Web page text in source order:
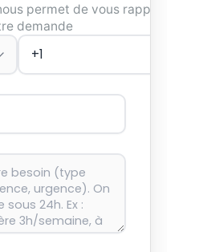
permet de vous rappeler
demande